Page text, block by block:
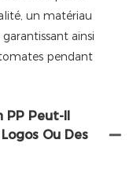
un matériau
ainsi
pendant
PP Peut-Il
Ou Des